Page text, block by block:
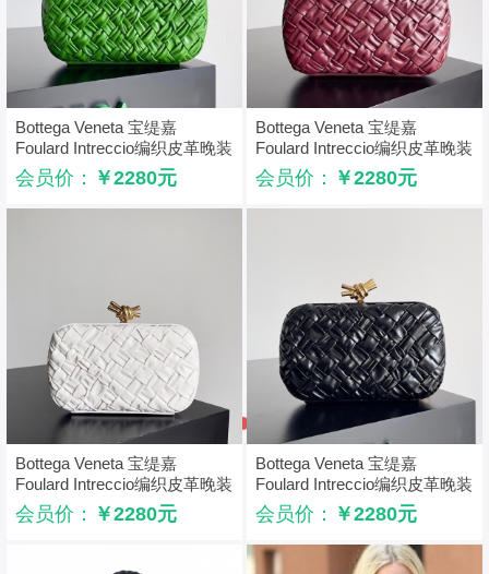
Bottega Veneta 宝缇嘉
Foulard Intreccio编织皮革晚装
包 BV晚宴包 绿色
会员价： ￥2280元
Bottega Veneta 宝缇嘉
Foulard Intreccio编织皮革晚装
包 BV晚宴包 紫色
会员价： ￥2280元
Bottega Veneta 宝缇嘉
Foulard Intreccio编织皮革晚装
包 BV晚宴包 白色
会员价： ￥2280元
Bottega Veneta 宝缇嘉
Foulard Intreccio编织皮革晚装
包 BV晚宴包 黑色
会员价： ￥2280元